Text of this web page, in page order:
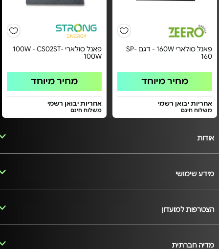
פאנל סולארי 160W - דגם SP-
160
מחיר מיוחד
אחריות יבואן רשמי
משלוח חינם
פאנל סולארי 100W - CS02ST-
100W
מחיר מיוחד
אחריות יבואן רשמי
משלוח חינם
אודות
מידע שימושי
הצטרפות למועדון
מדיה חברתית